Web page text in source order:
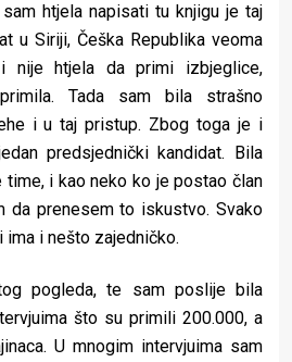
htjela napisati tu knjigu je taj
u Siriji, Češka Republika veoma
i nije htjela da primi izbjeglice,
Tada sam bila strašno
i u taj pristup. Zbog toga je i
predsjednički kandidat. Bila
time, i kao neko ko je postao član
da prenesem to iskustvo. Svako
i nešto zajedničko.
pogleda, te sam poslije bila
što su primili 200.000, a
U mnogim intervjuima sam